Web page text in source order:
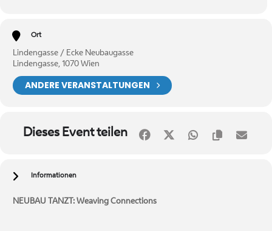
Ort
Lindengasse / Ecke Neubaugasse
Lindengasse, 1070 Wien
ANDERE VERANSTALTUNGEN
Dieses Event teilen
Informationen
NEUBAU TANZT: Weaving Connections